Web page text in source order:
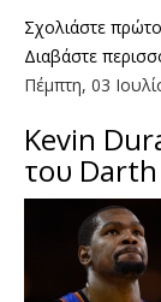
Σχολιάστε
Διαβάστε
Πέμπτη, 03
Kevin
του